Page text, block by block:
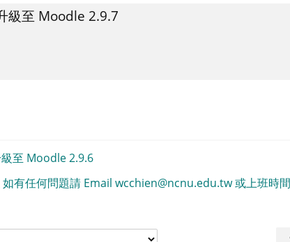
級至 Moodle 2.9.7
至 Moodle 2.9.6
有任何問題請 Email wcchien@ncnu.edu.tw 或上班時